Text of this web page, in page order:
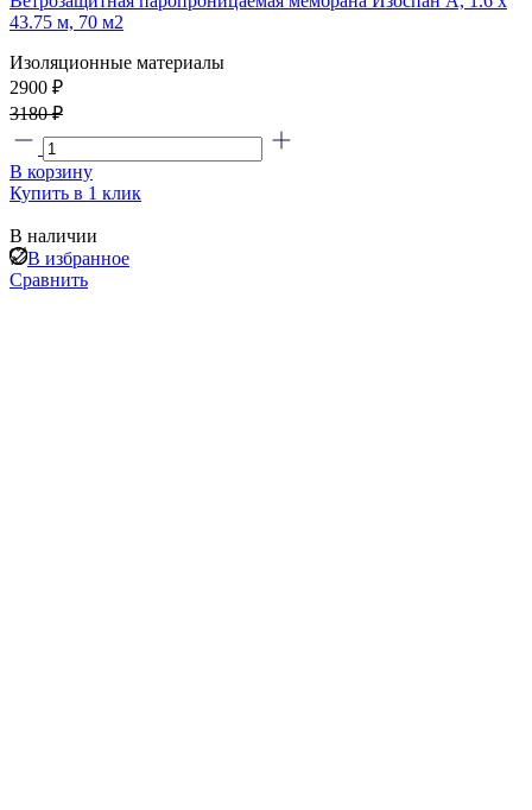
43.75 м, 70 м2
Изоляционные материалы
2900 ₽
3180 ₽
В корзину
Купить в 1 клик
В наличии
В избранное
Сравнить